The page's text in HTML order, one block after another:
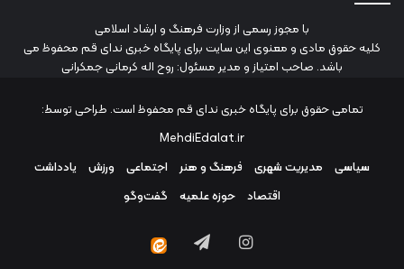
با مجوز رسمی از وزارت فرهنگ و ارشاد اسلامی
کلیه حقوق مادی و معنوی این سایت برای پایگاه خبری ندای قم محفوظ می
باشد. صاحب امتیاز و مدیر مسئول: روح اله کرمانی جمکرانی
تمامی حقوق برای پایگاه خبری ندای قم محفوظ است. طراحی توسط:
MehdiEdalat.ir
سیاسی
مدیریت شهری فرهنگ و هنر اجتماعی ورزش
یادداشت
اقتصاد
حوزه علمیه گفت‌وگو
اینستاگرامتلگرام